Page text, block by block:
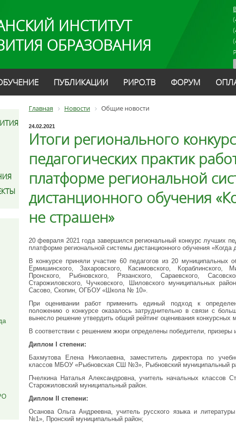
ИНСТИТУТ
ОБРАЗОВАНИЯ
ПУБЛИКАЦИИ РИРО.ТВ ФОРУМ
Главная Новости Общие новости
24.02.2021
Итоги регионального
педагогических практик
платформе региональной
дистанционного обучения
не страшен»
20 февраля 2021 года завершился региональный конкурс лучших
платформе региональной системы дистанционного обучения «Когда
В конкурсе приняли участие 60 педагогов из 20 муниципальных
Ермишинского, Захаровского, Касимовского, Кораблинского,
Пронского, Рыбновского, Рязанского, Сараевского,
Старожиловского, Чучковского, Шиловского муниципальных
Сасово, Скопин, ОГБОУ «Школа № 10».
При оценивании работ применить единый подход к
положению о конкурсе оказалось затруднительно в связи с
вынесло решение утвердить общий рейтинг оценивания конкурсных
В соответствии с решением жюри определены победители, призеры
Диплом I степени:
Бахмутова Елена Николаевна, заместитель директора по
классов МБОУ «Рыбновская СШ №3», Рыбновский муниципальный
Пчелкина Наталья Александровна, учитель начальных классов
Старожиловский муниципальный район.
Диплом II степени:
Осанова Ольга Андреевна, учитель русского языка и
№1», Пронский муниципальный район;